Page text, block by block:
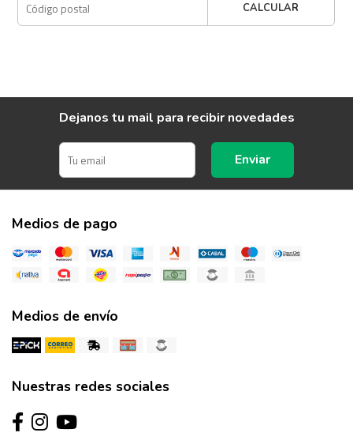
CALCULAR
Dejanos tu mail para recibir novedades
Enviar
Medios de pago
Medios de envío
Nuestras redes sociales